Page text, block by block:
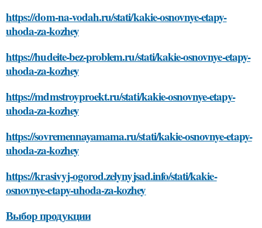
https://dom-na-vodah.ru/stati/kakie-osnovnye-etapy-
uhoda-za-kozhey
https://hudeite-bez-problem.ru/stati/kakie-osnovnye-etapy-
uhoda-za-kozhey
https://mdmstroyproekt.ru/stati/kakie-osnovnye-etapy-
uhoda-za-kozhey
https://sovremennayamama.ru/stati/kakie-osnovnye-etapy-
uhoda-za-kozhey
https://krasivyj-ogorod.zelynyjsad.info/stati/kakie-
osnovnye-etapy-uhoda-za-kozhey
Выбор продукции